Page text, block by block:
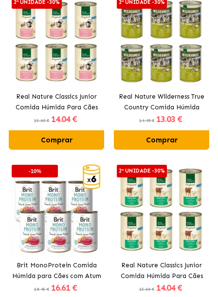
2ª UNIDADE -30%
Real Nature Classics Junior
Comida Húmida Para Cães
Filhotes com Coelho
15.60 € 14.04 €
Comprar
2ª UNIDADE -30%
Real Nature Wilderness True
Country Comida Húmida
Para Cães Filhotes com
14.48 € 13.03 €
Comprar
-10%
Brit MonoProtein Comida
Húmida para Cães com Atum
e Batata Doce
18.45 € 16.61 €
2ª UNIDADE -30%
Real Nature Classics Junior
Comida Húmida Para Cães
Filhotes com Frango
15.60 € 14.04 €